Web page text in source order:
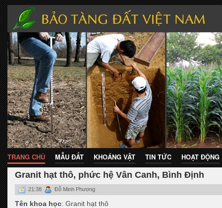
TRANG CHỦ MẪU ĐẤT KHOÁNG VẬT TIN TỨC HOẠT ĐỘNG
Granit hạt thô, phức hệ Vân Canh, Bình Định
21:38 Đỗ Minh Phương
Tên khoa học: Granit hạt thô